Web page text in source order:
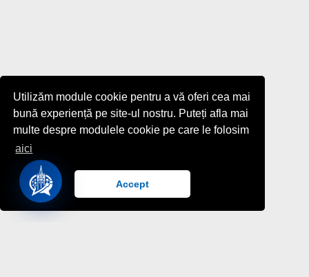
Utilizăm module cookie pentru a vă oferi cea mai
bună experiență pe site-ul nostru. Puteți afla mai
multe despre modulele cookie pe care le folosim
aici
Accept